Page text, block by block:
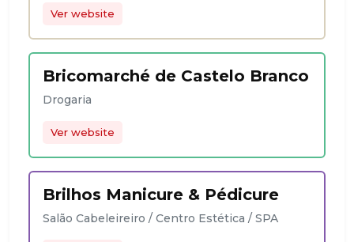
Ver website
Bricomarché de Castelo Branco
Drogaria
Ver website
Brilhos Manicure & Pédicure
Salão Cabeleireiro / Centro Estética / SPA